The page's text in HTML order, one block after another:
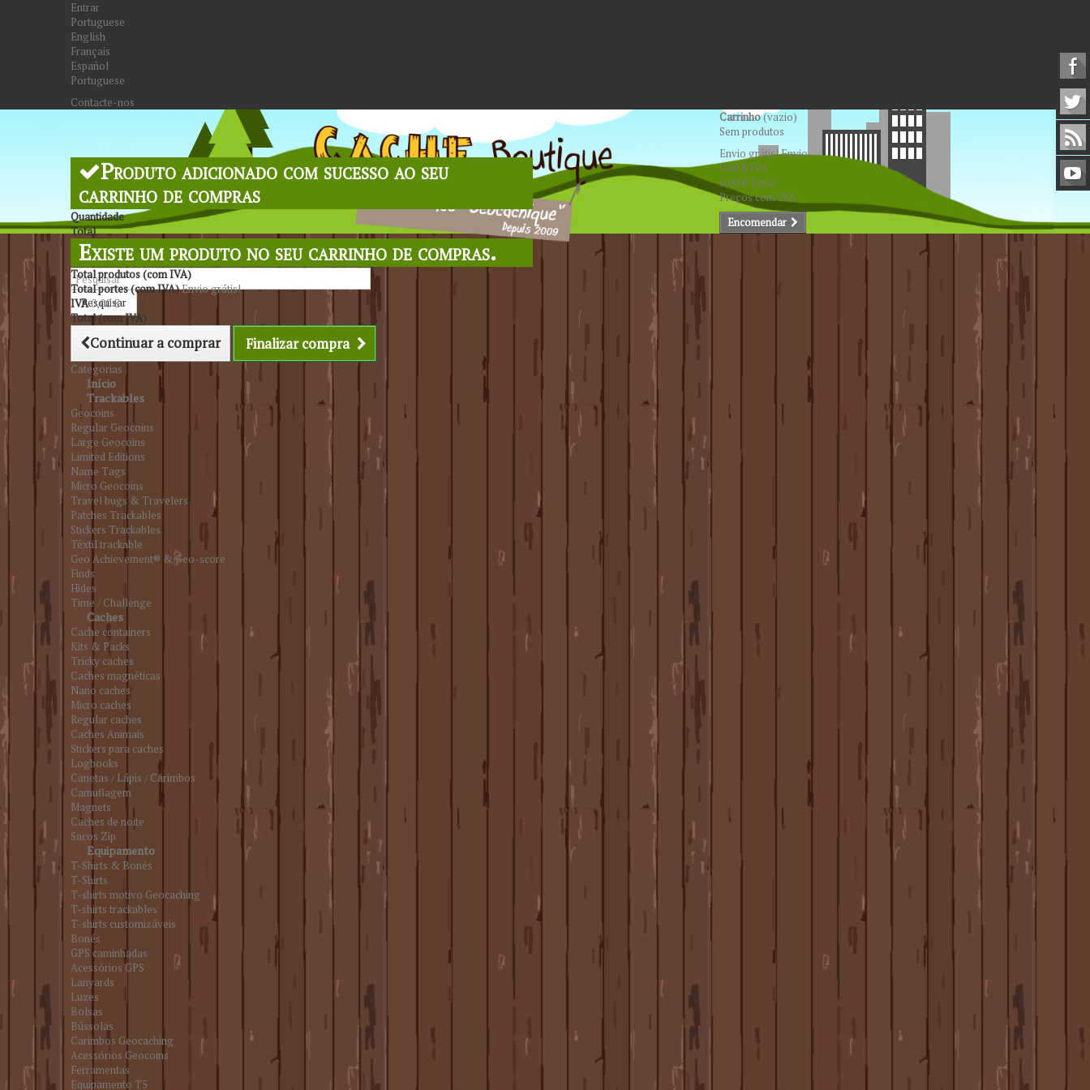
Entrar
Portuguese
English
Français
Español
Portuguese
Contacte-nos
Pesquisar
Carrinho(vazio)
Sem produtos
Envio grátis!Envio
0,00 € IVA
0,00 €Total
Preços com IVA
Encomendar
Produto adicionado com sucesso ao seu
carrinho de compras
Quantidade
Total
Existe um produto no seu carrinho de compras.
Total produtos (com IVA)
Total portes (com IVA)Envio grátis!
IVA0,00 €
Total (com IVA)
Continuar a comprar Finalizar compra
Categorias
Início
Trackables
Geocoins
Regular Geocoins
Large Geocoins
Limited Editions
Name Tags
Micro Geocoins
Travel bugs & Travelers
Patches Trackables
Stickers Trackables
Têxtil trackable
Geo Achievement® & Geo-score
Finds
Hides
Time / Challenge
Caches
Cache containers
Kits & Packs
Tricky caches
Caches magnéticas
Nano caches
Micro caches
Regular caches
Caches Animais
Stickers para caches
Logbooks
Canetas / Lápis / Carimbos
Camuflagem
Magnets
Caches de noite
Sacos Zip
Equipamento
T-Shirts & Bonés
T-Shirts
T-shirts motivo Geocaching
T-shirts trackables
T-shirts customizáveis
Bonés
GPS caminhadas
Acessórios GPS
Lanyards
Luzes
Bolsas
Bússolas
Carimbos Geocaching
Acessórios Geocoins
Ferramentas
Equipamento T5